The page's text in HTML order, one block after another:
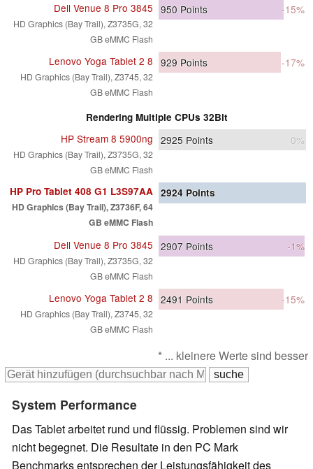
Dell Venue 8 Pro 3845
HD Graphics (Bay Trail), Z3735G, 32
GB eMMC Flash
950 Points -15%
Lenovo Yoga Tablet 2 8
HD Graphics (Bay Trail), Z3745, 32
GB eMMC Flash
929 Points -17%
Rendering Multiple CPUs 32Bit
HP Stream 8 5900ng
HD Graphics (Bay Trail), Z3735G, 32
GB eMMC Flash
2925 Points 0%
HP Pro Tablet 408 G1 L3S97AA
HD Graphics (Bay Trail), Z3736F, 64
GB eMMC Flash
2924 Points
Dell Venue 8 Pro 3845
HD Graphics (Bay Trail), Z3735G, 32
GB eMMC Flash
2907 Points -1%
Lenovo Yoga Tablet 2 8
HD Graphics (Bay Trail), Z3745, 32
GB eMMC Flash
2491 Points -15%
* ... kleinere Werte sind besser
System Performance
Das Tablet arbeitet rund und flüssig. Problemen sind wir
nicht begegnet. Die Resultate in den PC Mark
Benchmarks entsprechen der Leistungsfähigkeit des